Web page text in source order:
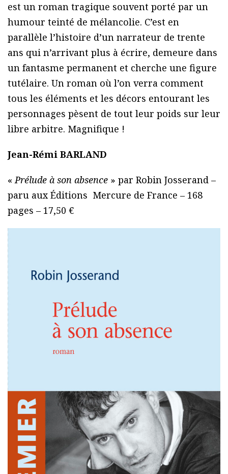
est un roman tragique souvent porté par un
humour teinté de mélancolie. C’est en
parallèle l’histoire d’un narrateur de trente
ans qui n’arrivant plus à écrire, demeure dans
un fantasme permanent et cherche une figure
tutélaire. Un roman où l’on verra comment
tous les éléments et les décors entourant les
personnages pèsent de tout leur poids sur leur
libre arbitre. Magnifique !
Jean-Rémi BARLAND
«Prélude à son absence » par Robin Josserand –
paru aux Éditions Mercure de France – 168
pages – 17,50 €